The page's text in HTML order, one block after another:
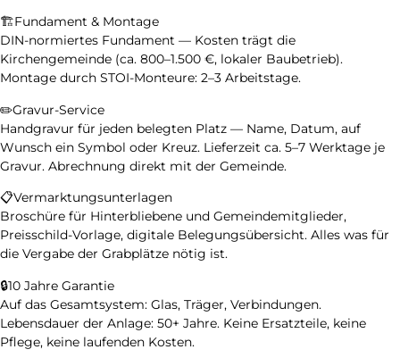
🏗️Fundament & Montage
DIN-normiertes Fundament — Kosten trägt die
Kirchengemeinde (ca. 800–1.500 €, lokaler Baubetrieb).
Montage durch STOI-Monteure: 2–3 Arbeitstage.
✏️Gravur-Service
Handgravur für jeden belegten Platz — Name, Datum, auf
Wunsch ein Symbol oder Kreuz. Lieferzeit ca. 5–7 Werktage je
Gravur. Abrechnung direkt mit der Gemeinde.
📋Vermarktungsunterlagen
Broschüre für Hinterbliebene und Gemeindemitglieder,
Preisschild-Vorlage, digitale Belegungsübersicht. Alles was für
die Vergabe der Grabplätze nötig ist.
🔒10 Jahre Garantie
Auf das Gesamtsystem: Glas, Träger, Verbindungen.
Lebensdauer der Anlage: 50+ Jahre. Keine Ersatzteile, keine
Pflege, keine laufenden Kosten.